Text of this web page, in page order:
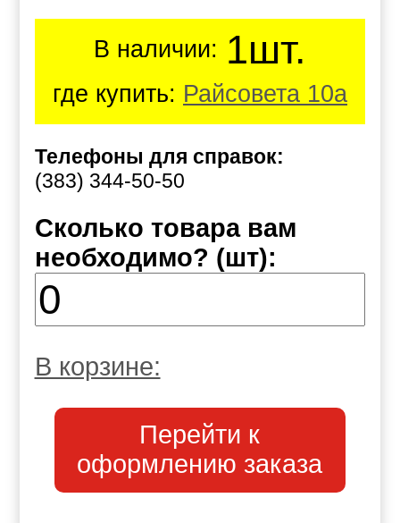
В наличии: 1шт.
где купить: Райсовета 10а
Телефоны для справок:
(383) 344-50-50
Сколько товара вам
необходимо? (шт):
В корзине:
Перейти к
оформлению заказа